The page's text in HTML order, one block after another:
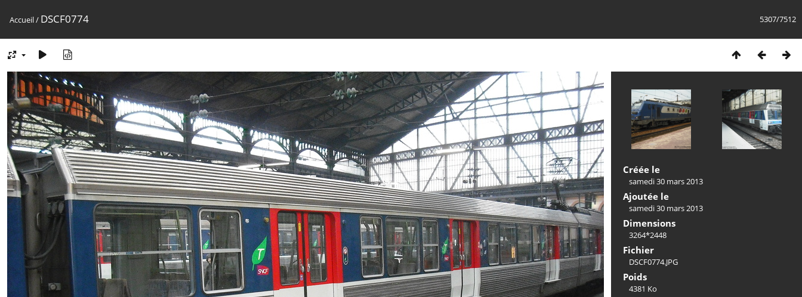
5307/7512
Accueil/ DSCF0774
Créée le
samedi 30 mars 2013
Ajoutée le
samedi 30 mars 2013
Dimensions
3264*2448
Fichier
DSCF0774.JPG
Poids
4381 Ko